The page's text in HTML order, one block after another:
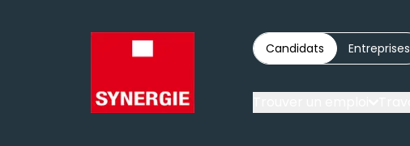
Candidats Entreprises